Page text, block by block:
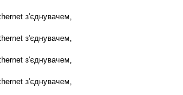
з'єднувачем,
з'єднувачем,
з'єднувачем,
з'єднувачем,